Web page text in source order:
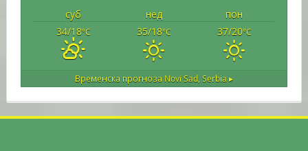
суб нед
пон
34/18°C 35/18°C 37/20°C
Временска прогноза Novi Sad, Serbia ▸